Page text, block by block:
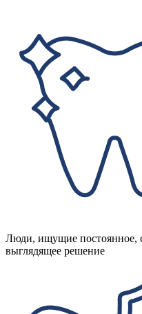
Люди, ищущие постоянное,
выглядящее решение